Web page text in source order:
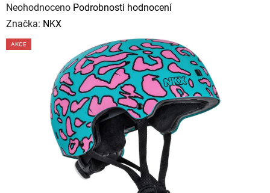
Průměrné
hodnocení
produktu
Neohodnoceno Podrobnosti hodnocení
Značka: NKX
AKCE